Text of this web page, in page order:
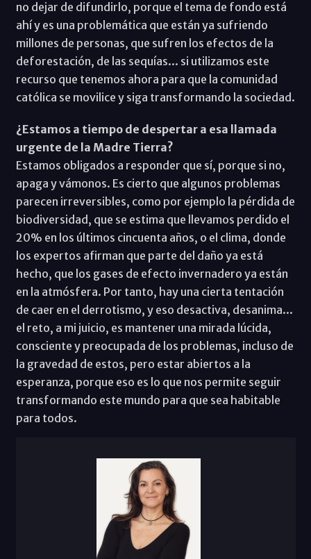
no dejar de difundirlo, porque el tema de fondo está
ahí y es una problemática que están ya sufriendo
millones de personas, que sufren los efectos de la
deforestación, de las sequías... si utilizamos este
recurso que tenemos ahora para que la comunidad
católica se movilice y siga transformando la sociedad.
¿Estamos a tiempo de despertar a esa llamada
urgente de la Madre Tierra?
Estamos obligados a responder que sí, porque si no,
apaga y vámonos. Es cierto que algunos problemas
parecen irreversibles, como por ejemplo la pérdida de
biodiversidad, que se estima que llevamos perdido el
20% en los últimos cincuenta años, o el clima, donde
los expertos afirman que parte del daño ya está
hecho, que los gases de efecto invernadero ya están
en la atmósfera. Por tanto, hay una cierta tentación
de caer en el derrotismo, y eso desactiva, desanima...
el reto, a mi juicio, es mantener una mirada lúcida,
consciente y preocupada de los problemas, incluso de
la gravedad de estos, pero estar abiertos a la
esperanza, porque eso es lo que nos permite seguir
transformando este mundo para que sea habitable
para todos.